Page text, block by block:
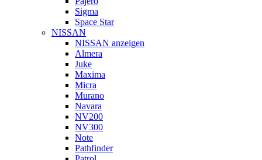
Sigma
Space Star
NISSAN
NISSAN anzeigen
Almera
Juke
Maxima
Micra
Murano
Navara
NV200
NV300
Note
Pathfinder